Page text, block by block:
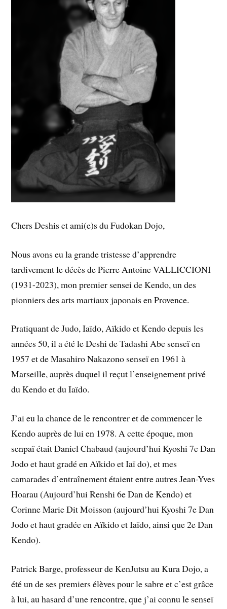
Chers Deshis et ami(e)s du Fudokan Dojo,
Nous avons eu la grande tristesse d’apprendre
tardivement le décès de Pierre Antoine VALLICCIONI
(1931-2023), mon premier sensei de Kendo, un des
pionniers des arts martiaux japonais en Provence.
Pratiquant de Judo, Iaïdo, Aïkido et Kendo depuis les
années 50, il a été le Deshi de Tadashi Abe senseï en
1957 et de Masahiro Nakazono senseï en 1961 à
Marseille, auprès duquel il reçut l’enseignement privé
du Kendo et du Iaïdo.
J’ai eu la chance de le rencontrer et de commencer le
Kendo auprès de lui en 1978. A cette époque, mon
senpaï était Daniel Chabaud (aujourd’hui Kyoshi 7e Dan
Jodo et haut gradé en Aïkido et Iaï do), et mes
camarades d’entraînement étaient entre autres Jean-Yves
Hoarau (Aujourd’hui Renshi 6e Dan de Kendo) et
Corinne Marie Dit Moisson (aujourd’hui Kyoshi 7e Dan
Jodo et haut gradée en Aïkido et Iaïdo, ainsi que 2e Dan
Kendo).
Patrick Barge, professeur de KenJutsu au Kura Dojo, a
été un de ses premiers élèves pour le sabre et c’est grâce
à lui, au hasard d’une rencontre, que j’ai connu le senseï